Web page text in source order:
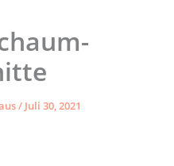
/ Juli 30, 2021